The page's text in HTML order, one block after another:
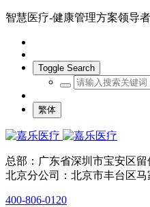
智慧医疗-健康管理方案领导者
Toggle Search
繁体
总部：广东省深圳市宝安区
北京分公司：北京市丰台区
400-806-0120